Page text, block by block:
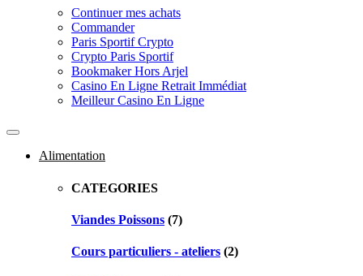
Continuer mes achats
Commander
Paris Sportif Crypto
Crypto Paris Sportif
Bookmaker Hors Arjel
Casino En Ligne Retrait Immédiat
Meilleur Casino En Ligne
Toggle
navigationAlimentation
CATEGORIES
Viandes Poissons (7)
Cours particuliers - ateliers (2)